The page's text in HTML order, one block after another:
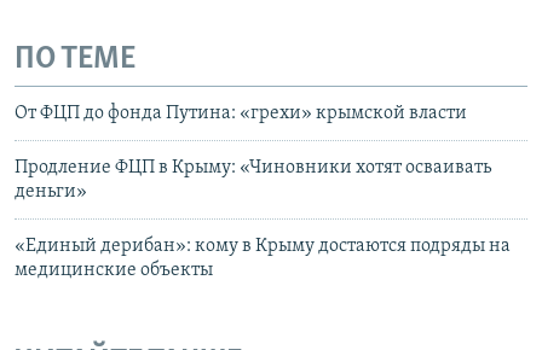
ПО ТЕМЕ
От ФЦП до фонда Путина: «грехи» крымской власти
Продление ФЦП в Крыму: «Чиновники хотят осваивать
деньги»
«Единый дерибан»: кому в Крыму достаются подряды на
медицинские объекты